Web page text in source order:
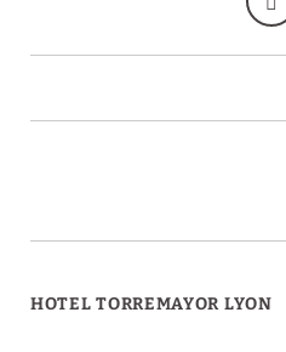
HOTEL TORREMAYOR LYON